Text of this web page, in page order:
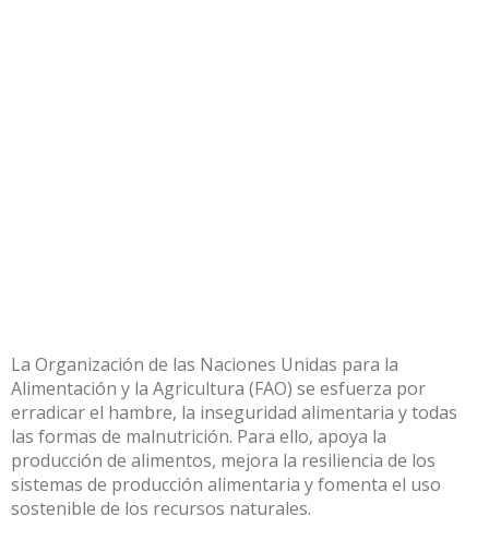
La Organización de las Naciones Unidas para la
Alimentación y la Agricultura (FAO) se esfuerza por
erradicar el hambre, la inseguridad alimentaria y todas
las formas de malnutrición. Para ello, apoya la
producción de alimentos, mejora la resiliencia de los
sistemas de producción alimentaria y fomenta el uso
sostenible de los recursos naturales.